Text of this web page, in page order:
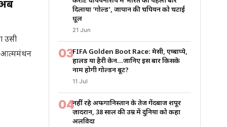
उसी
आत्ममंथन
दिलाया ‘गोल्ड’, जापान की चैंपियन को चटाई
धूल
21 Jun
03FIFA Golden Boot Race: मेसी, एम्बाप्पे,
हालैंड या हैरी केन…जानिए इस बार किसके
नाम होगी गोल्डन बूट?
11 Jul
04नहीं रहे अफगानिस्तान के तेज गेंदबाज शपूर
ज़ादरान, 38 साल की उम्र में दुनिया को कहा
अलविदा